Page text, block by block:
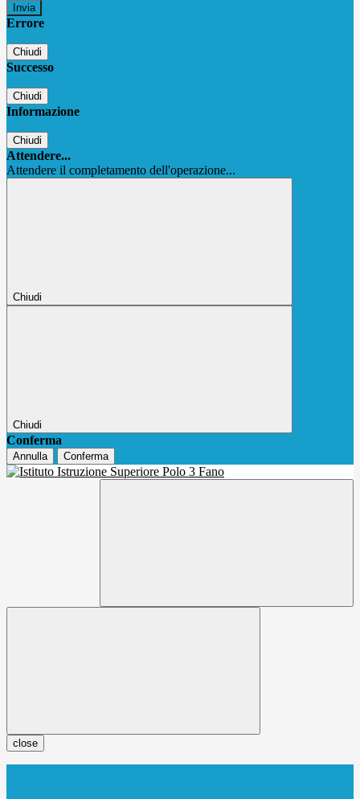
Errore
Chiudi
Successo
Chiudi
Informazione
Chiudi
Attendere...
Attendere il completamento dell'operazione...
Chiudi
Chiudi
Conferma
Annulla Conferma
close